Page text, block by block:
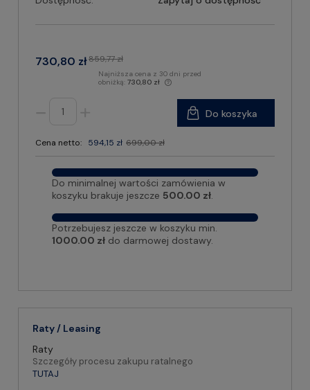
730,80 zł859,77 zł
Najniższa cena z 30 dni przed
obniżką: 730,80 zł
Cena netto: 594,15 zł 699,00 zł
Do koszyka
Do minimalnej wartości zamówienia w
koszyku brakuje jeszcze 500.00 zł.
Potrzebujesz jeszcze w koszyku min.
1000.00 zł do darmowej dostawy.
Raty / Leasing
Raty
Szczegóły procesu zakupu ratalnego
TUTAJ